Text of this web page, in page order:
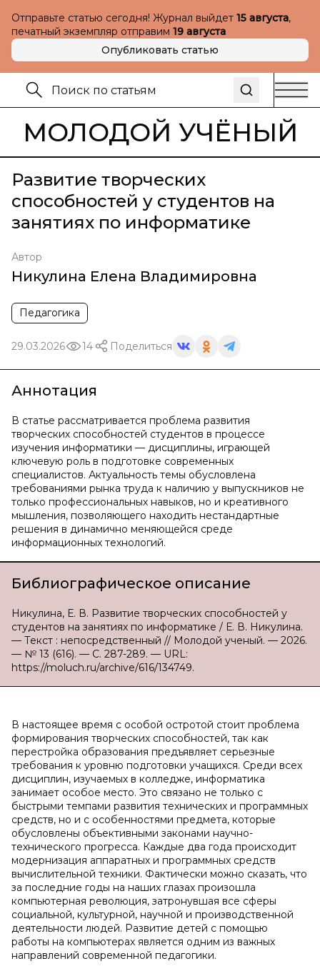
Отправьте статью сегодня! Журнал выйдет 15 августа,
печатный экземпляр отправим 19 августа
Опубликовать статью
МОЛОДОЙ УЧЁНЫЙ
Развитие творческих
способностей у студентов на
занятиях по информатике
Автор
Никулина Елена Владимировна
Педагогика
29.03.2026 14 Поделиться
Аннотация
В статье рассматривается проблема развития
творческих способностей студентов в процессе
изучения информатики — дисциплины, играющей
ключевую роль в подготовке современных
специалистов. Актуальность темы обусловлена
требованиями рынка труда к наличию у выпускников не
только профессиональных навыков, но и креативного
мышления, позволяющего находить нестандартные
решения в динамично меняющейся среде
информационных технологий.
Библиографическое описание
Никулина, Е. В. Развитие творческих способностей у
студентов на занятиях по информатике / Е. В. Никулина.
— Текст : непосредственный // Молодой ученый. — 2026.
— № 13 (616). — С. 287-289. — URL:
https://moluch.ru/archive/616/134749.
В настоящее время с особой остротой стоит проблема
формирования творческих способностей, так как
перестройка образования предъявляет серьезные
требования к уровню подготовки учащихся. Среди всех
дисциплин, изучаемых в колледже, информатика
занимает особое место. Это связано не только с
быстрыми темпами развития технических и программных
средств, но и с особенностями предмета, которые
обусловлены объективными законами научно-
технического прогресса. Каждые два года происходит
модернизация аппаратных и программных средств
вычислительной техники. Фактически можно сказать, что
за последние годы на наших глазах произошла
компьютерная революция, затронувшая все сферы
социальной, культурной, научной и производственной
деятельности людей. Развитие детей с помощью
работы на компьютерах является одним из важных
направлений современной педагогики.